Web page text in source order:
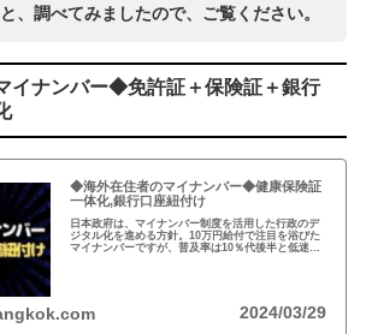
、調べてみましたので、ご覧ください。
イナンバー◆免許証＋保険証＋銀行
◆海外在住者のマイナンバー◆健康保険証
一体化,銀行口座紐付け
日本政府は、マイナンバー制度を活用した行政のデ
ジタル化を進める方針。10万円給付で注目を浴びた
マイナンバーですが、普及率は10％代後半と低迷
2024/03/29